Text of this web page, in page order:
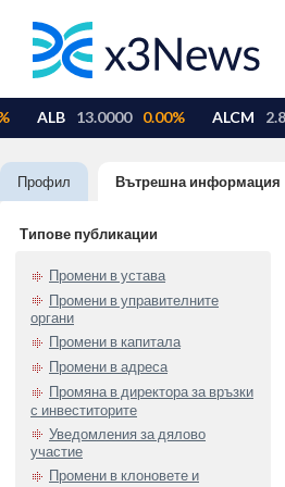
Профил Вътрешна информация
Типове публикации
Промени в устава
Промени в управителните
органи
Промени в капитала
Промени в адреса
Промяна в директора за връзки
с инвеститорите
Уведомления за дялово
участие
Промени в клоновете и